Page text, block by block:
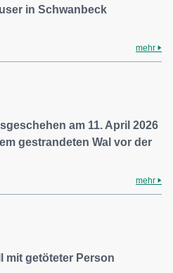
in Schwanbeck
mehr
am 11. April 2026
gestrandeten Wal vor der
mehr
mit getöteter Person